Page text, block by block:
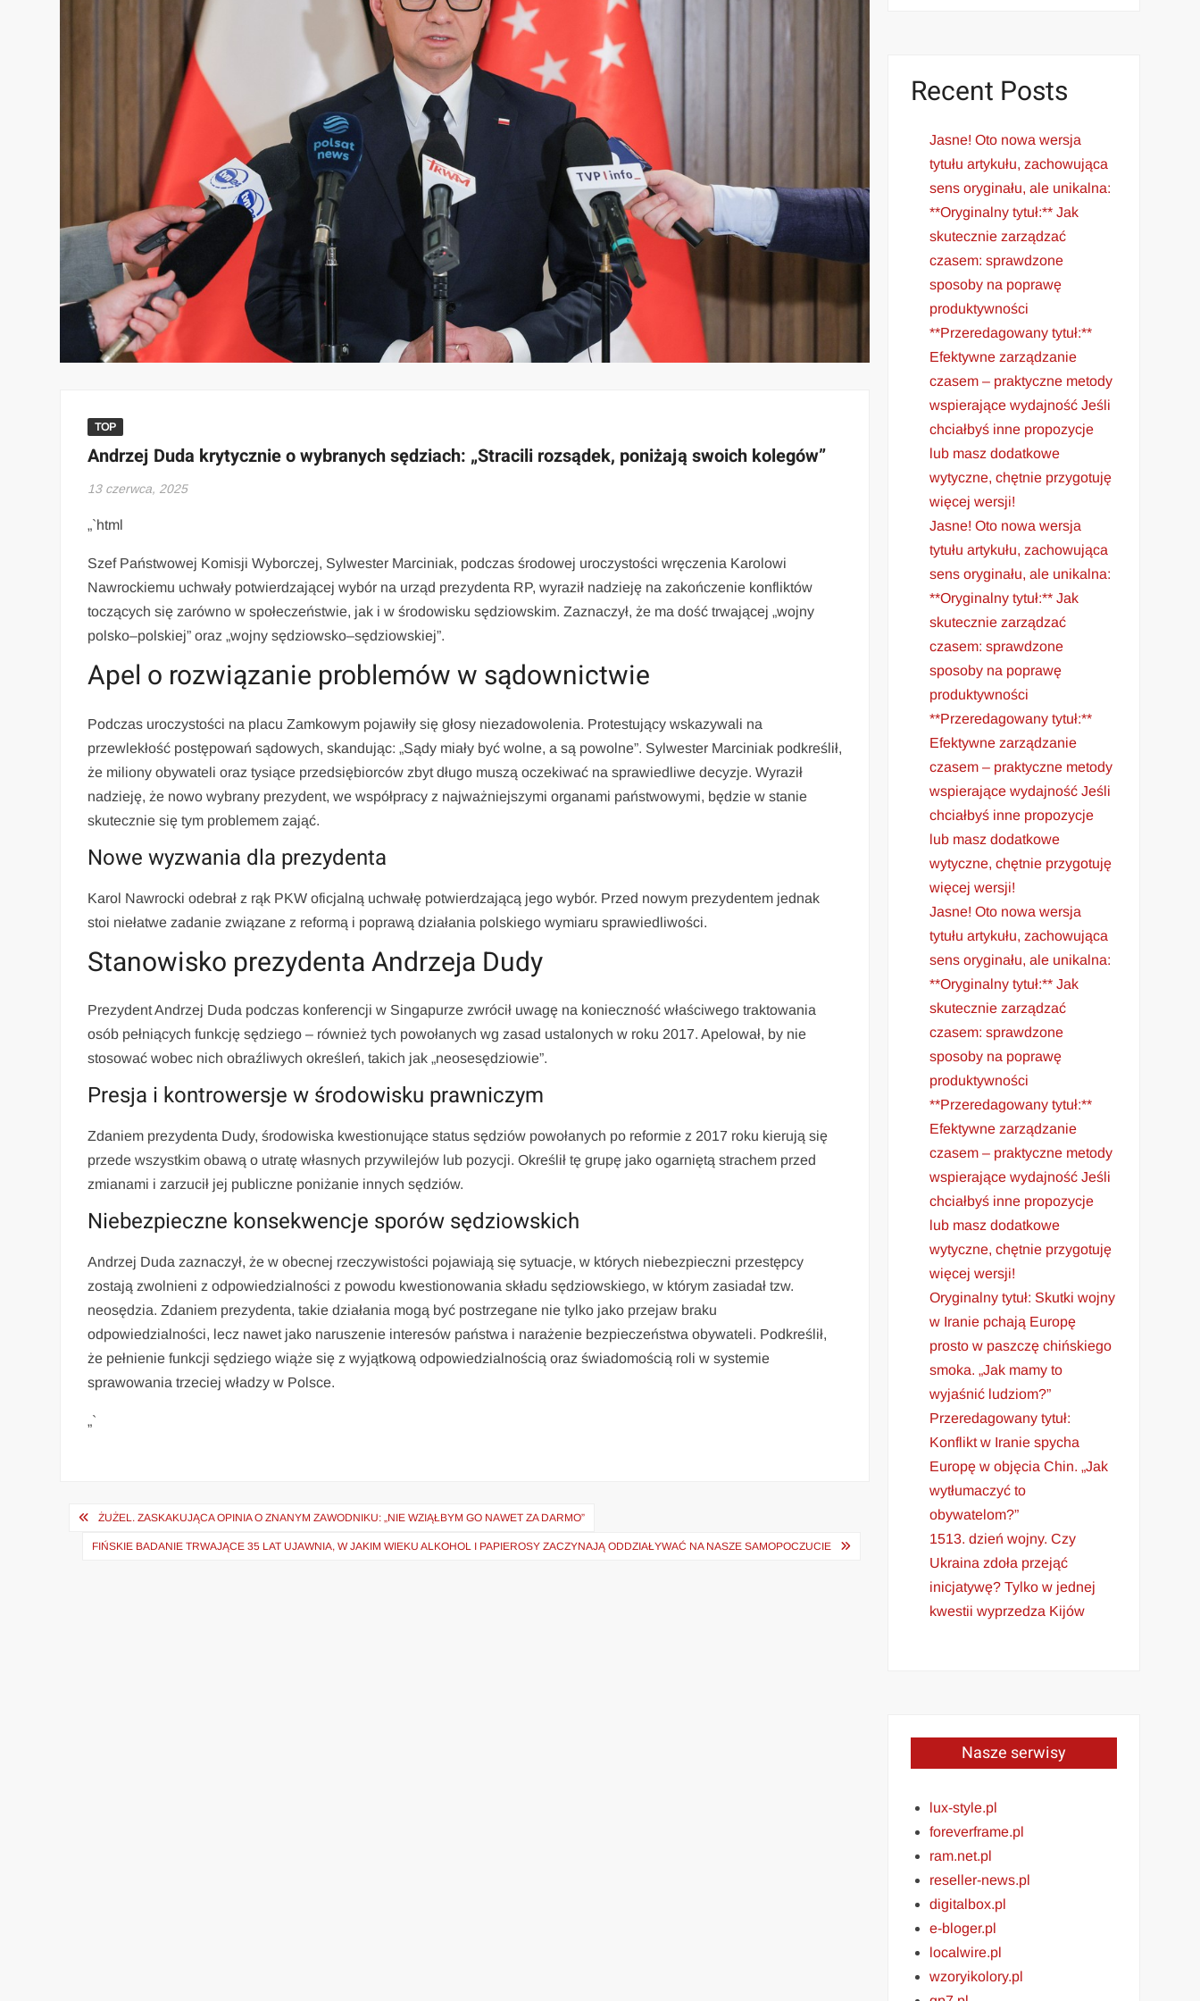
TOP
Andrzej Duda krytycznie o wybranych sędziach: „Stracili rozsądek, poniżają swoich kolegów”
13 czerwca, 2025
„`html
Szef Państwowej Komisji Wyborczej, Sylwester Marciniak, podczas środowej uroczystości wręczenia Karolowi
Nawrockiemu uchwały potwierdzającej wybór na urząd prezydenta RP, wyraził nadzieję na zakończenie konfliktów
toczących się zarówno w społeczeństwie, jak i w środowisku sędziowskim. Zaznaczył, że ma dość trwającej „wojny
polsko–polskiej” oraz „wojny sędziowsko–sędziowskiej”.
Apel o rozwiązanie problemów w sądownictwie
Podczas uroczystości na placu Zamkowym pojawiły się głosy niezadowolenia. Protestujący wskazywali na
przewlekłość postępowań sądowych, skandując: „Sądy miały być wolne, a są powolne”. Sylwester Marciniak podkreślił,
że miliony obywateli oraz tysiące przedsiębiorców zbyt długo muszą oczekiwać na sprawiedliwe decyzje. Wyraził
nadzieję, że nowo wybrany prezydent, we współpracy z najważniejszymi organami państwowymi, będzie w stanie
skutecznie się tym problemem zająć.
Nowe wyzwania dla prezydenta
Karol Nawrocki odebrał z rąk PKW oficjalną uchwałę potwierdzającą jego wybór. Przed nowym prezydentem jednak
stoi niełatwe zadanie związane z reformą i poprawą działania polskiego wymiaru sprawiedliwości.
Stanowisko prezydenta Andrzeja Dudy
Prezydent Andrzej Duda podczas konferencji w Singapurze zwrócił uwagę na konieczność właściwego traktowania
osób pełniących funkcję sędziego – również tych powołanych wg zasad ustalonych w roku 2017. Apelował, by nie
stosować wobec nich obraźliwych określeń, takich jak „neosesędziowie”.
Presja i kontrowersje w środowisku prawniczym
Zdaniem prezydenta Dudy, środowiska kwestionujące status sędziów powołanych po reformie z 2017 roku kierują się
przede wszystkim obawą o utratę własnych przywilejów lub pozycji. Określił tę grupę jako ogarniętą strachem przed
zmianami i zarzucił jej publiczne poniżanie innych sędziów.
Niebezpieczne konsekwencje sporów sędziowskich
Andrzej Duda zaznaczył, że w obecnej rzeczywistości pojawiają się sytuacje, w których niebezpieczni przestępcy
zostają zwolnieni z odpowiedzialności z powodu kwestionowania składu sędziowskiego, w którym zasiadał tzw.
neosędzia. Zdaniem prezydenta, takie działania mogą być postrzegane nie tylko jako przejaw braku
odpowiedzialności, lecz nawet jako naruszenie interesów państwa i narażenie bezpieczeństwa obywateli. Podkreślił,
że pełnienie funkcji sędziego wiąże się z wyjątkową odpowiedzialnością oraz świadomością roli w systemie
sprawowania trzeciej władzy w Polsce.
„`
Nawigacja
wpisu
ŻUŻEL. ZASKAKUJĄCA OPINIA O ZNANYM ZAWODNIKU: „NIE WZIĄŁBYM GO NAWET ZA DARMO”
FIŃSKIE BADANIE TRWAJĄCE 35 LAT UJAWNIA, W JAKIM WIEKU ALKOHOL I PAPIEROSY ZACZYNAJĄ ODDZIAŁYWAĆ NA NASZE SAMOPOCZUCIE
Recent Posts
Jasne! Oto nowa wersja
tytułu artykułu, zachowująca
sens oryginału, ale unikalna:
**Oryginalny tytuł:** Jak
skutecznie zarządzać
czasem: sprawdzone
sposoby na poprawę
produktywności
**Przeredagowany tytuł:**
Efektywne zarządzanie
czasem – praktyczne metody
wspierające wydajność Jeśli
chciałbyś inne propozycje
lub masz dodatkowe
wytyczne, chętnie przygotuję
więcej wersji!
Jasne! Oto nowa wersja
tytułu artykułu, zachowująca
sens oryginału, ale unikalna:
**Oryginalny tytuł:** Jak
skutecznie zarządzać
czasem: sprawdzone
sposoby na poprawę
produktywności
**Przeredagowany tytuł:**
Efektywne zarządzanie
czasem – praktyczne metody
wspierające wydajność Jeśli
chciałbyś inne propozycje
lub masz dodatkowe
wytyczne, chętnie przygotuję
więcej wersji!
Jasne! Oto nowa wersja
tytułu artykułu, zachowująca
sens oryginału, ale unikalna:
**Oryginalny tytuł:** Jak
skutecznie zarządzać
czasem: sprawdzone
sposoby na poprawę
produktywności
**Przeredagowany tytuł:**
Efektywne zarządzanie
czasem – praktyczne metody
wspierające wydajność Jeśli
chciałbyś inne propozycje
lub masz dodatkowe
wytyczne, chętnie przygotuję
więcej wersji!
Oryginalny tytuł: Skutki wojny
w Iranie pchają Europę
prosto w paszczę chińskiego
smoka. „Jak mamy to
wyjaśnić ludziom?”
Przeredagowany tytuł:
Konflikt w Iranie spycha
Europę w objęcia Chin. „Jak
wytłumaczyć to
obywatelom?”
1513. dzień wojny. Czy
Ukraina zdoła przejąć
inicjatywę? Tylko w jednej
kwestii wyprzedza Kijów
Nasze serwisy
lux-style.pl
foreverframe.pl
ram.net.pl
reseller-news.pl
digitalbox.pl
e-bloger.pl
localwire.pl
wzoryikolory.pl